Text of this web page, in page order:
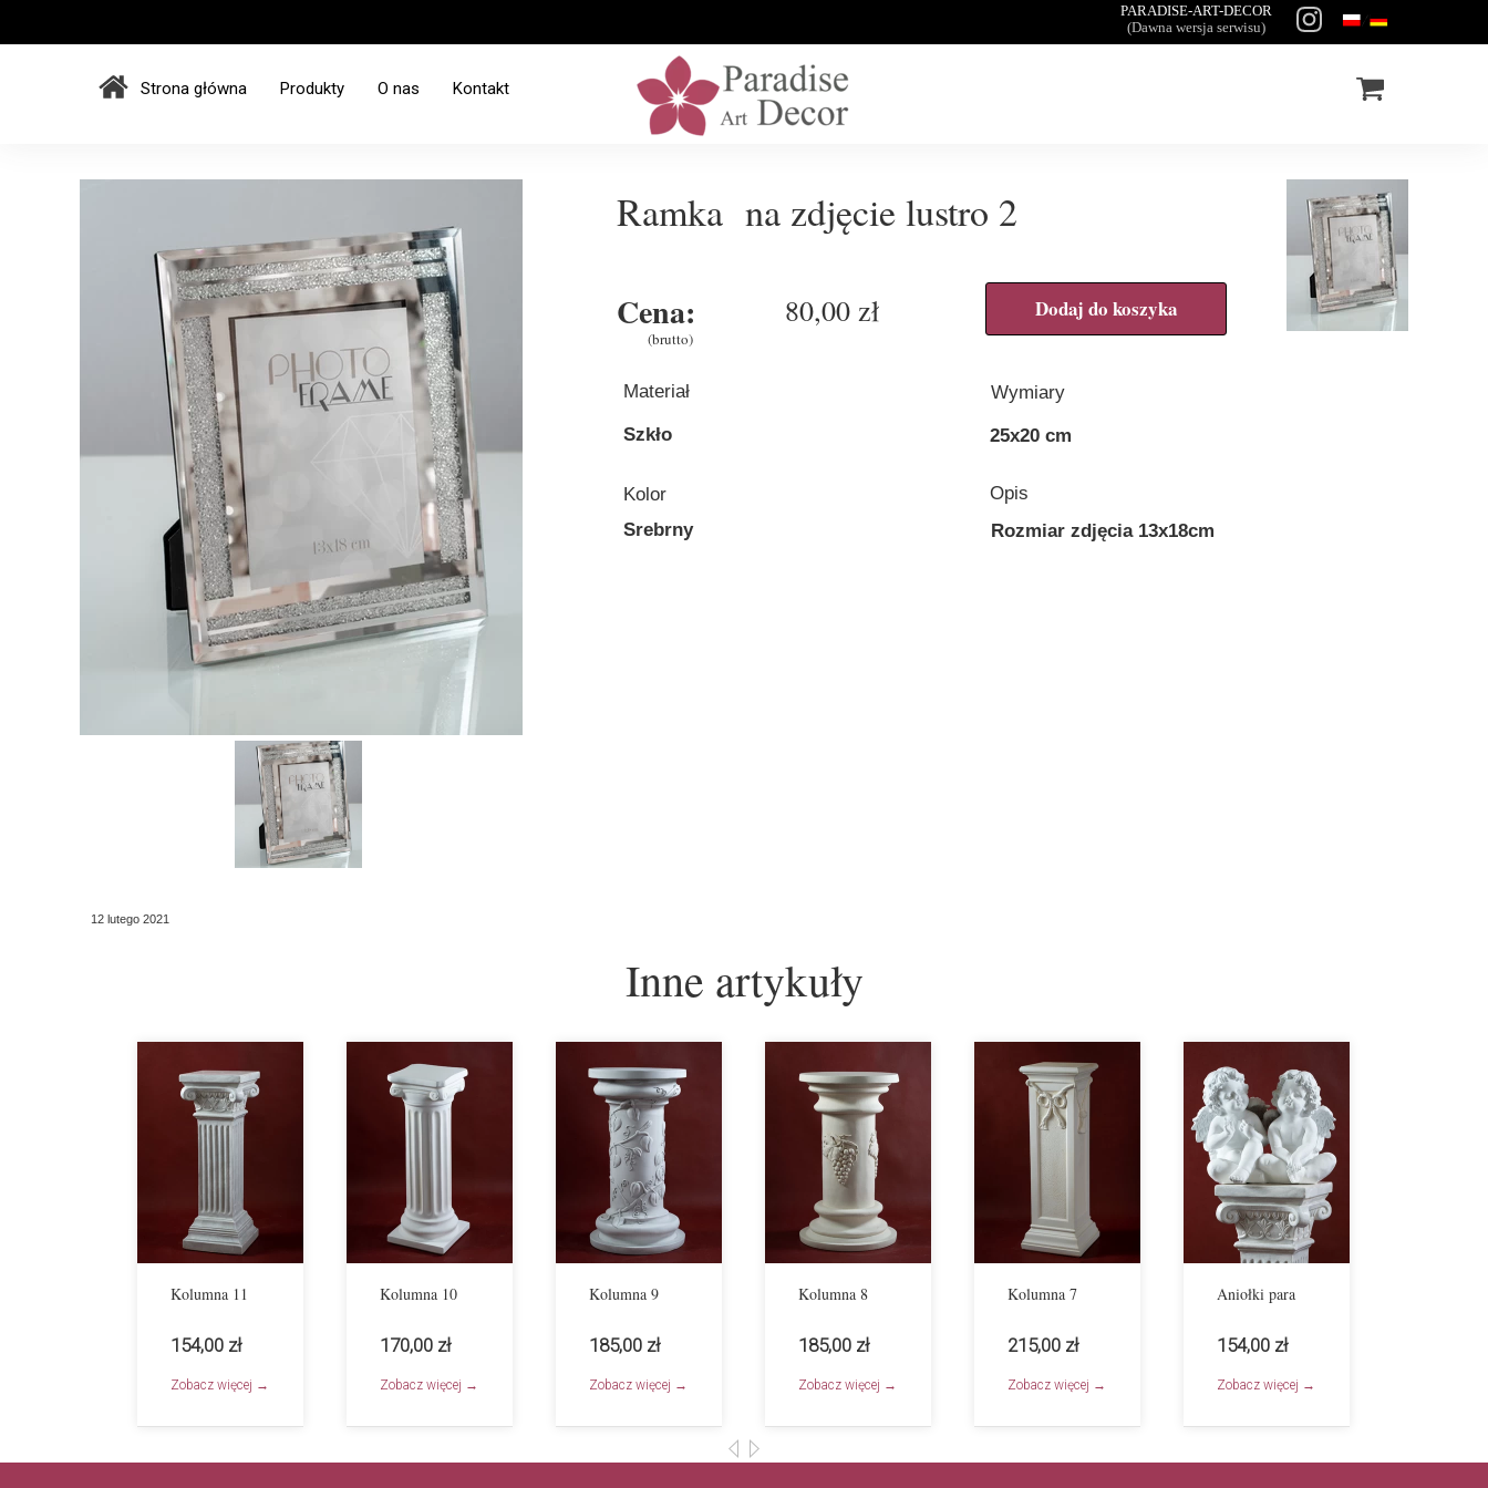
Strona główna Produkty O nas Kontakt
PARADISE-ART-DECOR
(Dawna wersja serwisu)
80,00 zł
Szkło
Materiał Wymiary
Opis
Cena:
(brutto)
Dodaj do koszyka
25x20 cm
Rozmiar zdjęcia 13x18cm
Srebrny
Kolor
Ramka na zdjęcie lustro 2
12 lutego 2021
Kolumna 11
154,00 zł
Zobacz więcej →
Kolumna 10
170,00 zł
Zobacz więcej →
Kolumna 9
185,00 zł
Zobacz więcej →
Kolumna 8
185,00 zł
Zobacz więcej →
Kolumna 7
215,00 zł
Zobacz więcej →
Aniołki para
154,00 zł
Zobacz więcej →
Inne artykuły